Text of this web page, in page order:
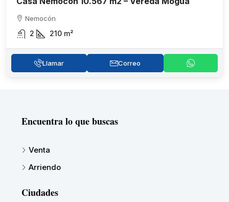
Nemocón
2 210 m²
Llamar Correo
Encuentra lo que buscas
Venta
Arriendo
Ciudades